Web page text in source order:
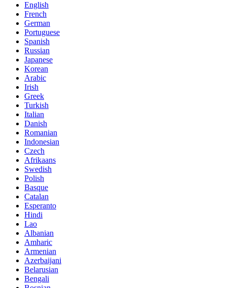
English
French
German
Portuguese
Spanish
Russian
Japanese
Korean
Arabic
Irish
Greek
Turkish
Italian
Danish
Romanian
Indonesian
Czech
Afrikaans
Swedish
Polish
Basque
Catalan
Esperanto
Hindi
Lao
Albanian
Amharic
Armenian
Azerbaijani
Belarusian
Bengali